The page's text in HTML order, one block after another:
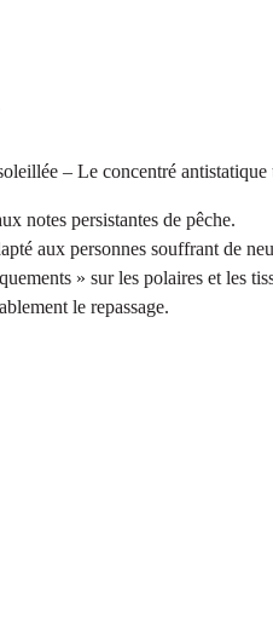
– Le concentré
notes persistantes de pêche.
aux personnes souffrant de
» sur les polaires et les
le repassage.